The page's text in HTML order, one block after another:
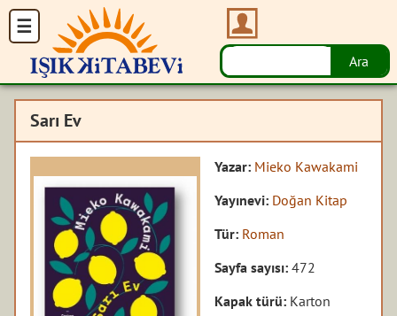
Sarı Ev
Yazar: Mieko Kawakami
Yayınevi: Doğan Kitap
Tür: Roman
Sayfa sayısı:472
Kapak türü: Karton